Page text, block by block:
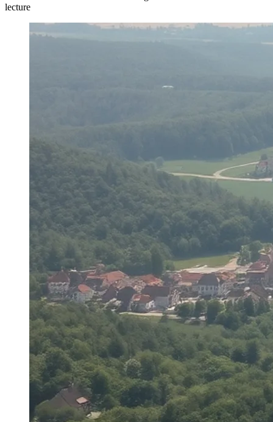
lecture